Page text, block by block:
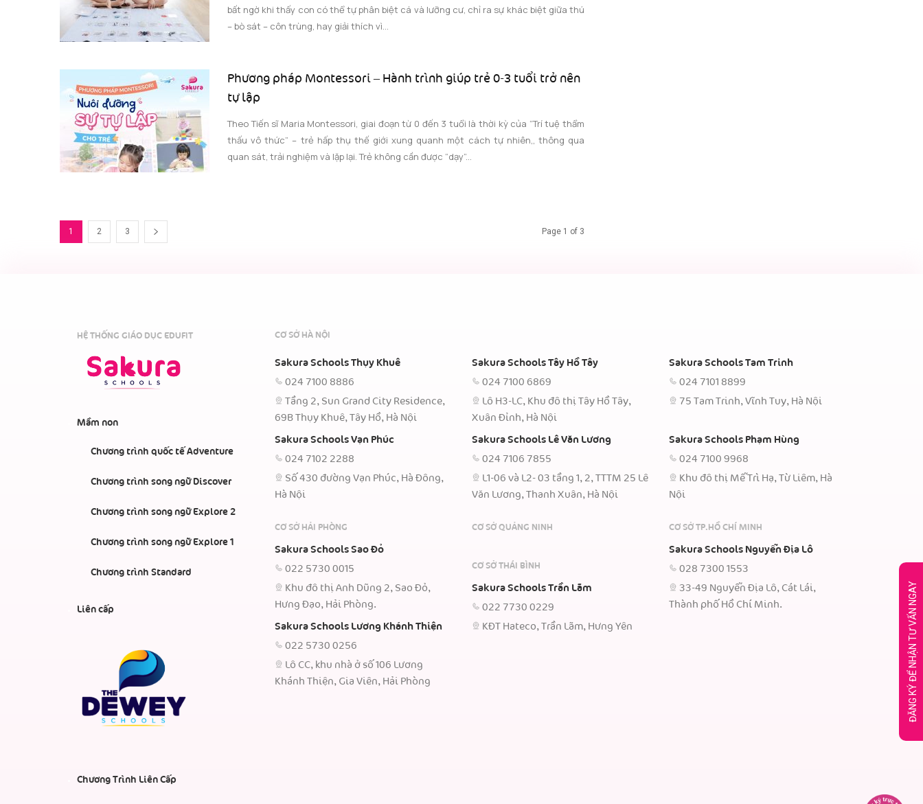
bất ngờ khi thấy con có thể tự phân biệt cá và lưỡng cư, chỉ ra sự khác biệt giữa thú
– bò sát – côn trùng, hay giải thích vì...
Phương pháp Montessori – Hành trình giúp trẻ 0-3 tuổi trở nên
tự lập
Theo Tiến sĩ Maria Montessori, giai đoạn từ 0 đến 3 tuổi là thời kỳ của “Trí tuệ thẩm
thấu vô thức” – trẻ hấp thụ thế giới xung quanh một cách tự nhiên,, thông qua
quan sát, trải nghiệm và lặp lại. Trẻ không cần được “dạy”...
1 2 3 Page 1 of 3
HỆ THỐNG GIÁO DỤC EDUFIT
Mầm non
Chương trình quốc tế Adventure
Chương trình song ngữ Discover
Chương trình song ngữ Explore 2
Chương trình song ngữ Explore 1
Chương trình Standard
Liên cấp
Chương Trình Liên Cấp
CƠ SỞ HÀ NỘI
Sakura Schools Thụy Khuê
024 7100 8886
Tầng 2, Sun Grand City Residence,
69B Thụy Khuê, Tây Hồ, Hà Nội
Sakura Schools Tây Hồ Tây
024 7100 6869
Lô H3-LC, Khu đô thị Tây Hồ Tây,
Xuân Đỉnh, Hà Nội
Sakura Schools Tam Trinh
024 7101 8899
75 Tam Trinh, Vĩnh Tuy, Hà Nội
Sakura Schools Vạn Phúc
024 7102 2288
Số 430 đường Vạn Phúc, Hà Đông,
Hà Nội
Sakura Schools Lê Văn Lương
024 7106 7855
L1-06 và L2- 03 tầng 1, 2, TTTM 25 Lê
Văn Lương, Thanh Xuân, Hà Nội
Sakura Schools Phạm Hùng
024 7100 9968
Khu đô thị Mễ Trì Hạ, Từ Liêm, Hà
Nội
CƠ SỞ HẢI PHÒNG
Sakura Schools Sao Đỏ
022 5730 0015
Khu đô thị Anh Dũng 2, Sao Đỏ,
Hưng Đạo, Hải Phòng.
Sakura Schools Lương Khánh Thiện
022 5730 0256
Lô CC, khu nhà ở số 106 Lương
Khánh Thiện, Gia Viên, Hải Phòng
CƠ SỞ QUẢNG NINH
CƠ SỞ THÁI BÌNH
Sakura Schools Trần Lãm
022 7730 0229
KĐT Hateco, Trần Lãm, Hưng Yên
CƠ SỞ TP.HỒ CHÍ MINH
Sakura Schools Nguyễn Địa Lô
028 7300 1553
33-49 Nguyễn Địa Lô, Cát Lái,
Thành phố Hồ Chí Minh.
ĐĂNG KÝ ĐỂ NHẬN TƯ VẤN NGAY